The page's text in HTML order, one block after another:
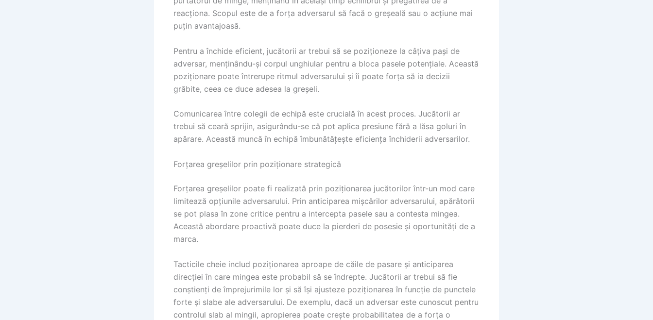
reacționa. Scopul este de a forța adversarul să facă o greșeală sau o acțiune mai
puțin avantajoasă.
Pentru a închide eficient, jucătorii ar trebui să se poziționeze la câțiva pași de
adversar, menținându-și corpul unghiular pentru a bloca pasele potențiale. Această
poziționare poate întrerupe ritmul adversarului și îi poate forța să ia decizii
grăbite, ceea ce duce adesea la greșeli.
Comunicarea între colegii de echipă este crucială în acest proces. Jucătorii ar
trebui să ceară sprijin, asigurându-se că pot aplica presiune fără a lăsa goluri în
apărare. Această muncă în echipă îmbunătățește eficiența închiderii adversarilor.
Forțarea greșelilor prin poziționare strategică
Forțarea greșelilor poate fi realizată prin poziționarea jucătorilor într-un mod care
limitează opțiunile adversarului. Prin anticiparea mișcărilor adversarului, apărătorii
se pot plasa în zone critice pentru a intercepta pasele sau a contesta mingea.
Această abordare proactivă poate duce la pierderi de posesie și oportunități de a
marca.
Tacticile cheie includ poziționarea aproape de căile de pasare și anticiparea
direcției în care mingea este probabil să se îndrepte. Jucătorii ar trebui să fie
conștienți de împrejurimile lor și să își ajusteze poziționarea în funcție de punctele
forte și slabe ale adversarului. De exemplu, dacă un adversar este cunoscut pentru
controlul slab al mingii, apropierea poate crește probabilitatea de a forța o